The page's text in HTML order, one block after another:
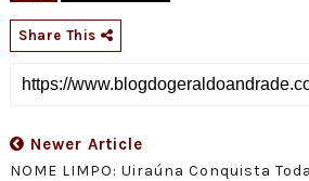
Share This
Newer Article
NOME LIMPO: Uiraúna Conquista